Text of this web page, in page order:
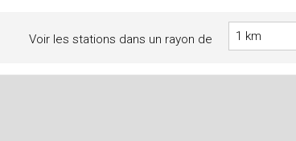
Voir les stations dans un rayon de